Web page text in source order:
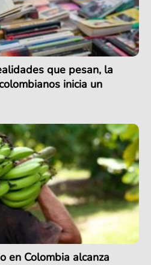
que pesan, la
inicia un
en Colombia alcanza